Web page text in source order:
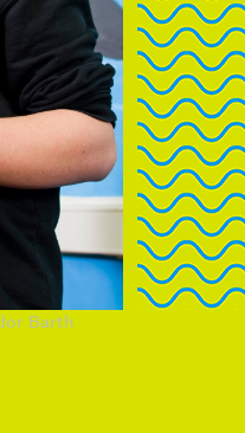
Barth